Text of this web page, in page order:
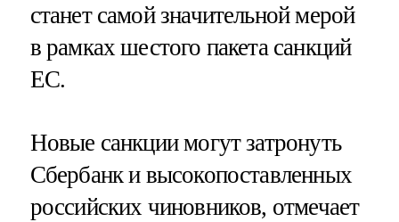
станет самой значительной мерой
в рамках шестого пакета санкций
ЕС.
Новые санкции могут затронуть
Сбербанк и высокопоставленных
российских чиновников, отмечает